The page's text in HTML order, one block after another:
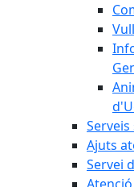
Serveis
Ajuts
Servei